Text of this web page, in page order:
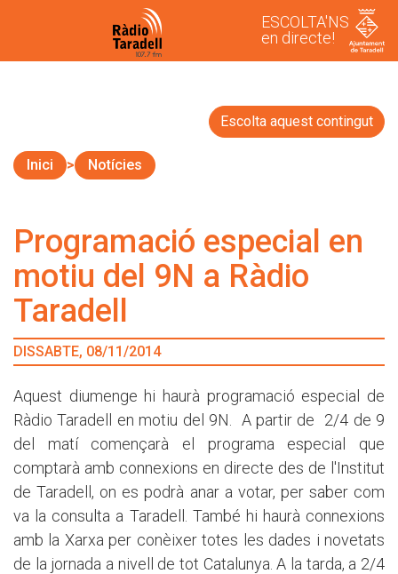
ESCOLTA'NS
en directe!
Escolta aquest contingut
Inici Notícies
Programació especial en
motiu del 9N a Ràdio
Taradell
DISSABTE, 08/11/2014
Aquest diumenge hi haurà programació especial de
Ràdio Taradell en motiu del 9N. A partir de 2/4 de 9
del matí començarà el programa especial que
comptarà amb connexions en directe des de l'Institut
de Taradell, on es podrà anar a votar, per saber com
va la consulta a Taradell. També hi haurà connexions
amb la Xarxa per conèixer totes les dades i novetats
de la jornada a nivell de tot Catalunya. A la tarda, a 2/4